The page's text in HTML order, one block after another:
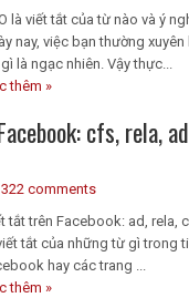
là viết tắt của từ nào và ý
nay, việc bạn thường
là ngạc nhiên. Vậy thực...
thêm »
cfs, rela,
322 comments
tắt trên Facebook: ad, rela,
tắt của những từ gì trong
hay các trang ...
thêm »